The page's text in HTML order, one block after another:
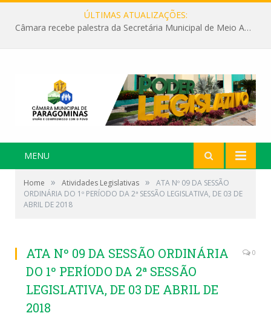
ÚLTIMAS ATUALIZAÇÕES:
Câmara recebe palestra da Secretária Municipal de Meio Ambiente sobre as ações da “SEMANA DO MEIO AMBIENTE”
MENU
Home » Atividades Legislativas »
ATA Nº 09 DA SESSÃO
ORDINÁRIA DO 1º PERÍODO DA 2ª SESSÃO LEGISLATIVA, DE 03 DE
ABRIL DE 2018
ATA Nº 09 DA SESSÃO ORDINÁRIA
DO 1º PERÍODO DA 2ª SESSÃO
LEGISLATIVA, DE 03 DE ABRIL DE
2018
0